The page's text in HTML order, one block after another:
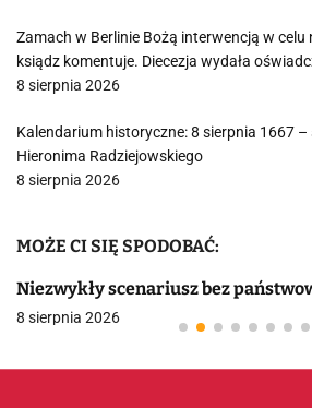
Zamach w Berlinie Bożą interwencją w celu
ksiądz komentuje. Diecezja wydała
8 sierpnia 2026
Kalendarium historyczne: 8 sierpnia 1667
Hieronima Radziejowskiego
8 sierpnia 2026
MOŻE CI SIĘ SPODOBAĆ:
Niezwykły scenariusz bez
8 sierpnia 2026